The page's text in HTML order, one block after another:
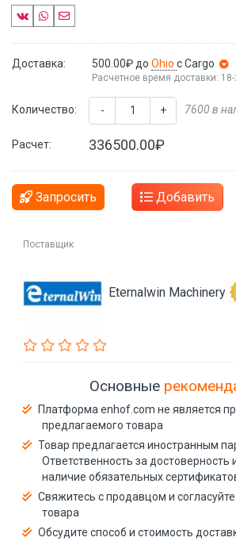
Доставка: 500.00₽ до Ohio с Cargo
Расчетное время доставки:
Количество: - + 7600 в
Расчет: 336500.00₽
Запросить Добавить
Поставщик
Eternalwin Machinery
Основные
Платформа enhof.com не является
предлагаемого товара
Товар предлагается иностранным
Ответственность за
наличие обязательных
Свяжитесь с продавцом и
товара
Обсудите способ и стоимость